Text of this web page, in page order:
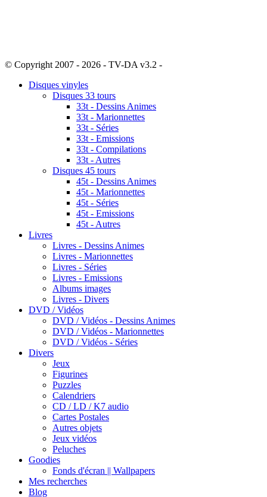
© Copyright 2007 - 2026 - TV-DA v3.2 -
Disques vinyles
Disques 33 tours
33t - Dessins Animes
33t - Marionnettes
33t - Séries
33t - Emissions
33t - Compilations
33t - Autres
Disques 45 tours
45t - Dessins Animes
45t - Marionnettes
45t - Séries
45t - Emissions
45t - Autres
Livres
Livres - Dessins Animes
Livres - Marionnettes
Livres - Séries
Livres - Emissions
Albums images
Livres - Divers
DVD / Vidéos
DVD / Vidéos - Dessins Animes
DVD / Vidéos - Marionnettes
DVD / Vidéos - Séries
Divers
Jeux
Figurines
Puzzles
Calendriers
CD / LD / K7 audio
Cartes Postales
Autres objets
Jeux vidéos
Peluches
Goodies
Fonds d'écran || Wallpapers
Mes recherches
Blog